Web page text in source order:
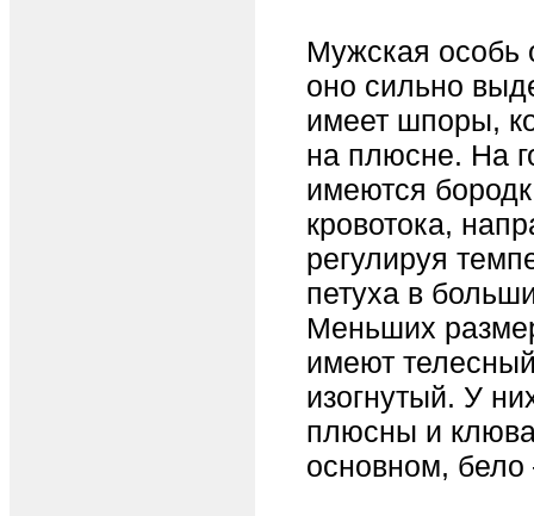
Мужская особь
оно сильно
имеет шпоры,
на плюсне. На
имеются
кровотока,
регулируя
петуха в
Меньших
имеют
изогнутый. У
плюсны и
основном, бело